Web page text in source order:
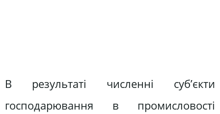
В результаті численні суб’єкти
господарювання в промисловості